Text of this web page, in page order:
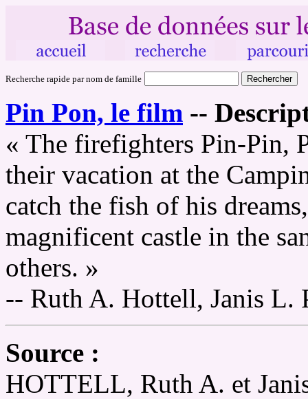
Recherche rapide par nom de famille
Pin Pon, le film --
« The firefighters Pin-Pin,
their vacation at the
catch the fish of his
magnificent castle in the
others. »
-- Ruth A. Hottell, Janis L.
Source :
HOTTELL, Ruth A. et